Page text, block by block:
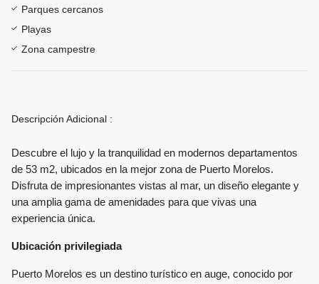
Parques cercanos
Playas
Zona campestre
Descripción Adicional :
Descubre el lujo y la tranquilidad en modernos departamentos
de 53 m2, ubicados en la mejor zona de Puerto Morelos.
Disfruta de impresionantes vistas al mar, un diseño elegante y
una amplia gama de amenidades para que vivas una
experiencia única.
Ubicación privilegiada
Puerto Morelos es un destino turístico en auge, conocido por